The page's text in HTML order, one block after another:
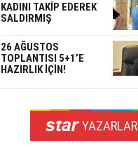
KADINI TAKİP EDEREK
SALDIRMIŞ
26 AĞUSTOS
TOPLANTISI 5+1’E
HAZIRLIK İÇİN!
YAZARLAR